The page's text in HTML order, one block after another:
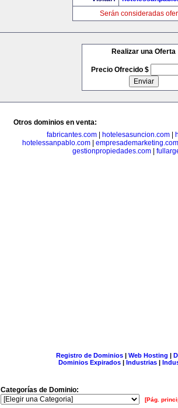
Serán consideradas
Realizar una Oferta
Precio Ofrecido $
Otros dominios en venta:
fabricantes.com
hotelesasuncion.com
hotelessanpablo.com| empresademarketing.com
gestionpropiedades.com
Registro de Dominios| Web Hosting |
Dominios Expirados | Industrias |
Categorías de Dominio:
[Pág.